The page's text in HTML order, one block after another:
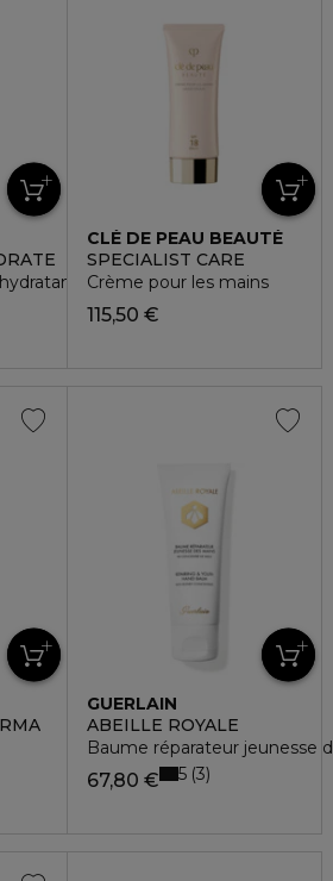
CLÉ DE PEAU BEAUTÉ
SPECIALIST CARE
Crème pour les mains
115,50 €
GUERLAIN
ABEILLE ROYALE
Baume réparateur jeunesse
67,80 € 5 3